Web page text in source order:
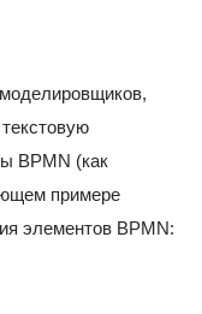
BPMN (как
примере
элементов BPMN: